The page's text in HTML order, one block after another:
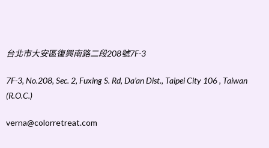
台北市大安區復興南路二段208號7F-3
7F-3, No.208, Sec. 2, Fuxing S. Rd, Da’an Dist., Taipei City 106 , Taiwan
(R.O.C.)
verna@colorretreat.com